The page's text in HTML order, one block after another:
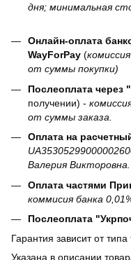
дня; минимальная
Онлайн-оплата
WayForPay (
от суммы покупки)
Послеоплата через
получении) -
от суммы заказа.
Оплата на
Валерия Викторовна.
Оплата частями
коммисия банка
Послеоплата
Гарантия зависит от типа
Указана в описании